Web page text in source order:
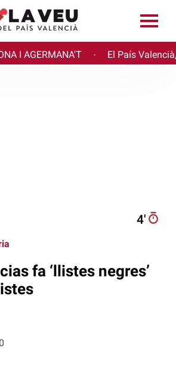
I AGERMANA'T · El País
4′
fa ‘llistes negres’